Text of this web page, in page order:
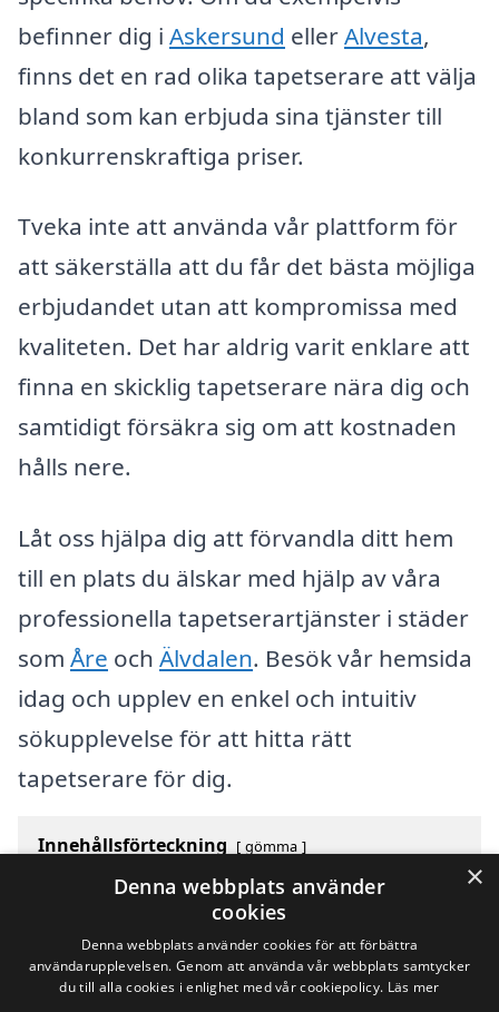
befinner dig i Askersund ellerAlvesta,
finns det en rad olika tapetserare att välja
bland som kan erbjuda sina tjänster till
konkurrenskraftiga priser.
Tveka inte att använda vår plattform för
att säkerställa att du får det bästa möjliga
erbjudandet utan att kompromissa med
kvaliteten. Det har aldrig varit enklare att
finna en skicklig tapetserare nära dig och
samtidigt försäkra sig om att kostnaden
hålls nere.
Låt oss hjälpa dig att förvandla ditt hem
till en plats du älskar med hjälp av våra
professionella tapetserartjänster i städer
som Åre och Älvdalen. Besök vår hemsida
idag och upplev en enkel och intuitiv
sökupplevelse för att hitta rätt
tapetserare för dig.
Innehållsförteckning gömma
Översikt över svenska städer som börjar med A
Sök efter en skicklig tapetserare i andra städer i
×
Denna webbplats använder
cookies
Denna webbplats använder cookies för att förbättra
användarupplevelsen. Genom att använda vår webbplats samtycker
du till alla cookies i enlighet med vår cookiepolicy. Läs mer